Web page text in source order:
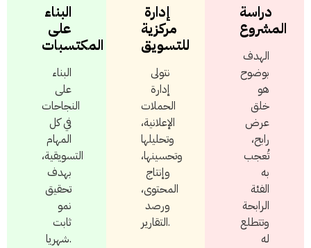
البناء
على
المكتسبات
البناء
على
النجاحات
في كل
المهام
التسويقية،
بهدف
تحقيق
نمو
ثابت
شهريا.
إدارة
مركزية
للتسويق
نتولى
إدارة
الحملات
الإعلانية،
وتحليلها
وتحسينها،
وإنتاج
المحتوى،
ورصد
التقارير.
دراسة
المشروع
الهدف
بوضوح
هو
خلق
عرض
رابح،
تُعجب
به
الفئة
الرابحة
وتتطلع
له